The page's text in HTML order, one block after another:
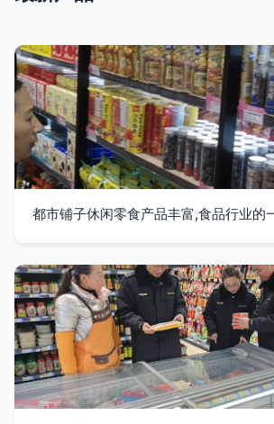
都市铺子休闲零食产品丰富,食品行业的